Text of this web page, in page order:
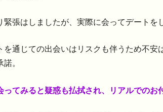
緊張はしましたが、実際に会ってデートを
を通じての出会いはリスクも伴うため不
諾。
ってみると疑惑も払拭され、リアルでのお